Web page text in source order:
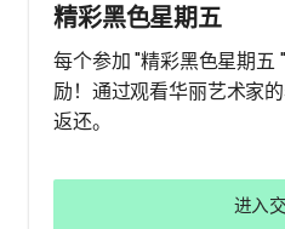
精彩黑色星期五
每个参加 "精彩黑色星期五
励！通过观看华丽艺术家
返还。
进入